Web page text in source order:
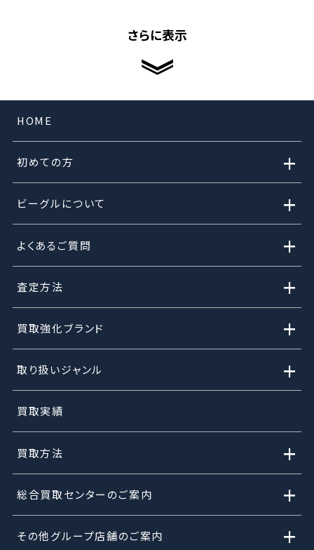
さらに表示
HOME
初めての方 +
ビーグルについて +
よくあるご質問 +
査定方法 +
買取強化ブランド +
取り扱いジャンル +
買取実績
買取方法 +
総合買取センターのご案内 +
その他グループ店舗のご案内 +